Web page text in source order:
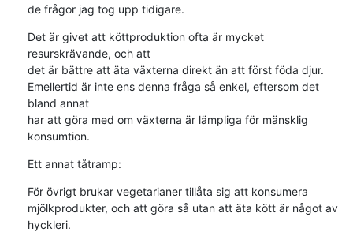
de frågor jag tog upp tidigare.
Det är givet att köttproduktion ofta är mycket
resurskrävande, och att
det är bättre att äta växterna direkt än att först föda djur.
Emellertid är inte ens denna fråga så enkel, eftersom det
bland annat
har att göra med om växterna är lämpliga för mänsklig
konsumtion.
Ett annat tåtramp:
För övrigt brukar vegetarianer tillåta sig att konsumera
mjölkprodukter, och att göra så utan att äta kött är något av
hyckleri.